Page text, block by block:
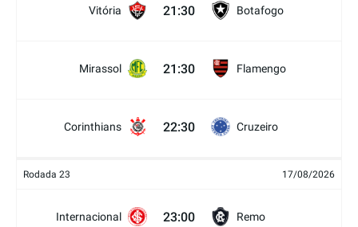
Vitória 21:30 Botafogo
Mirassol 21:30 Flamengo
Corinthians 22:30 Cruzeiro
Rodada 23 17/08/2026
Internacional 23:00 Remo